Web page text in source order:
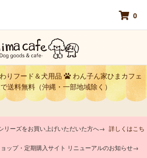
0
りフード＆犬用品
わん子ん家ひまカフェ
送料無料（沖縄・一部地域除く）
リーズをお買い上げいただいた方へ→ 詳しくはこち
ップ・定期購入サイト リニューアルのお知らせ→